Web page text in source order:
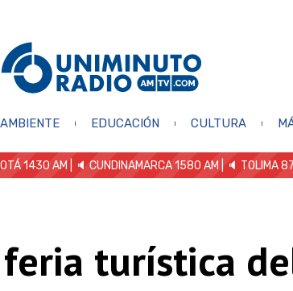
EDUCACIÓN CULTURA
1430 AM | 🔈 CUNDINAMARCA 1580 AM | 🔈 TOLIMA
turística